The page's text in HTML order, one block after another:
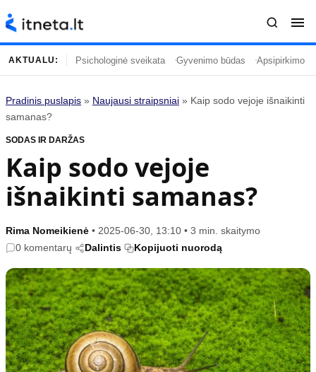
Turinys
Naujausi straipsniai
Gyvenimas
Įdomybės
Mada
Mokslas
Namai ir interjeras
Kulinarija
Technologijos
Gyvenimo būdas
Vasaros mada
Tėvai ir vaikai
Populiaru
Kultūra
Sodas ir daržas
Sveikata ir grožis
Informacija
Etikos politika
Klaidų taisymo politika
Naudojimo sąlygos
AKTUALU: Psichologinė sveikata Gyvenimo būdas Apsipirkimo
Pradinis puslapis » Naujausi straipsniai » Kaip sodo vejoje išnaikinti
samanas?
SODAS IR DARŽAS
Kaip sodo vejoje
išnaikinti samanas?
Rima Nomeikienė • 2025-06-30, 13:10 • 3 min. skaitymo
0 komentarų
Dalintis Kopijuoti nuorodą